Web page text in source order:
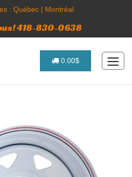
: Québec| Montréal
418-830-0638
0.00$